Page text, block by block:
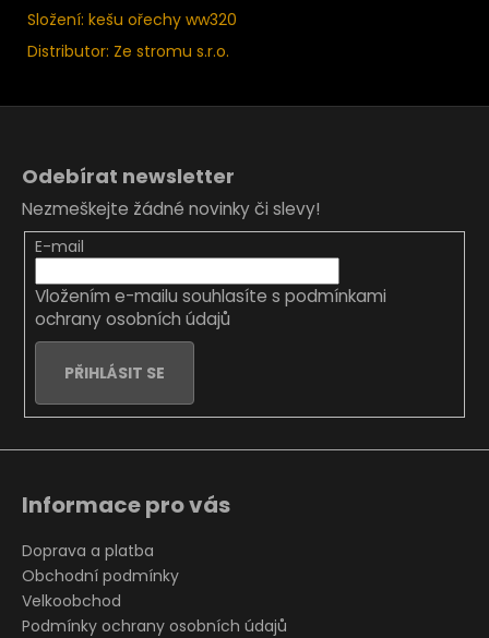
Složení: kešu ořechy ww320
Distributor: Ze stromu s.r.o.
Odebírat newsletter
Nezmeškejte žádné novinky či slevy!
E-mail
Vložením e-mailu souhlasíte s podmínkami
ochrany osobních údajů
PŘIHLÁSIT SE
Informace pro vás
Doprava a platba
Obchodní podmínky
Velkoobchod
Podmínky ochrany osobních údajů